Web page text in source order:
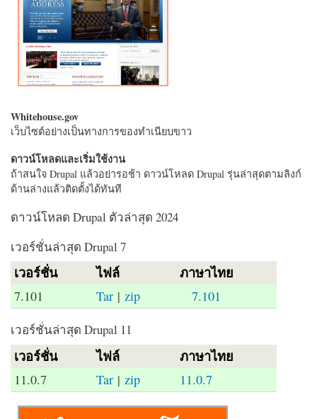
Whitehouse.gov
เว็บไซต์อย่างเป็นทางการของทำเนียบขาว
ดาวน์โหลดและเริ่มใช้งาน
ถ้าสนใจ Drupal แล้วอย่ารอช้า ดาวน์โหลด Drupal รุ่นล่าสุดตามลิงก์
ด้านล่างแล้วติดตั้งได้ทันที
ดาวน์โหลด Drupal ตัวล่าสุด 2024
เวอร์ชั่นล่าสุด Drupal 7
เวอร์ชั่น ไฟล์ ภาษาไทย
7.101 Tar |zip 7.101
เวอร์ชั่นล่าสุด Drupal 11
เวอร์ชั่น ไฟล์ ภาษาไทย
11.0.7 Tar | zip 11.0.7